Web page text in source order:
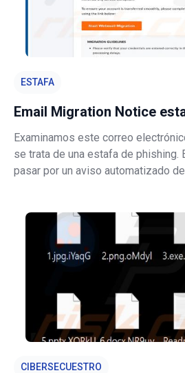
ESTAFA
Email Migration Notice
Examinamos este correo
se trata de una estafa de phishing.
pasar por un aviso automatizado
de inicio de sesión en un
CIBERSECUESTRO